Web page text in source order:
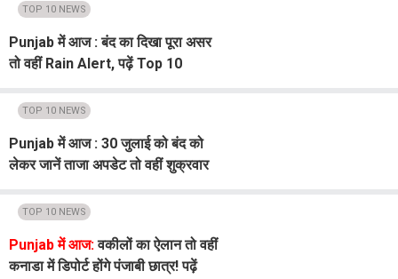
TOP 10 NEWS
Punjab में आज : बंद का दिखा पूरा असर
तो वहीं Rain Alert, पढ़ें Top 10
TOP 10 NEWS
Punjab में आज : 30 जुलाई को बंद को
लेकर जानें ताजा अपडेट तो वहीं शुक्रवार
TOP 10 NEWS
Punjab में आज:वकीलों का ऐलान तो वहीं
कनाडा में डिपोर्ट होंगे पंजाबी छात्र! पढ़ें